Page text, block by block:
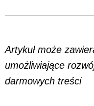
Artykuł może
umożliwiające
darmowych treści